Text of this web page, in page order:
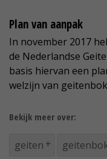
Plan van aanpak
In november 2017
de Nederlandse
basis hiervan een
welzijn van
Bekijk meer over:
geiten